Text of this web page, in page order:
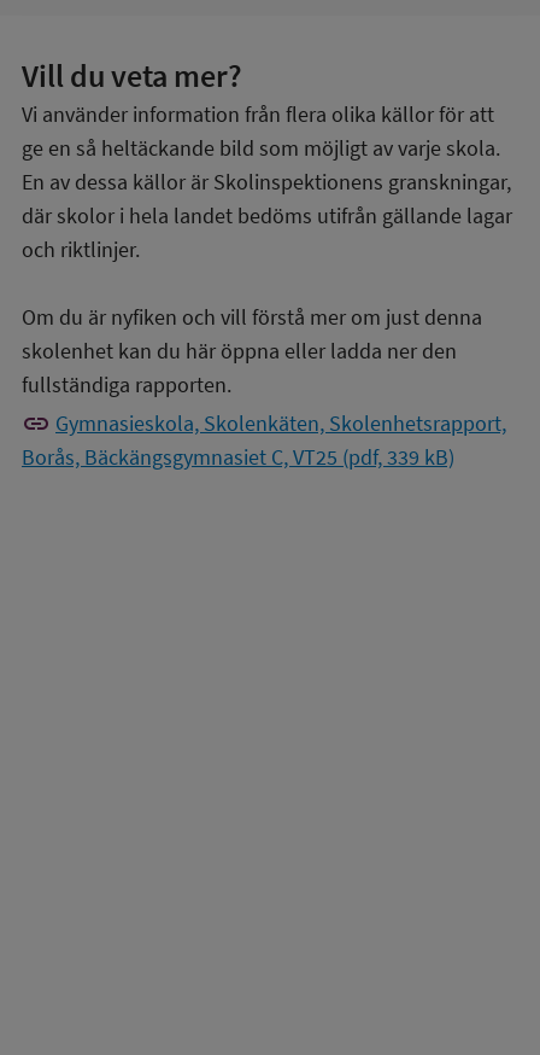
Vill du veta mer?
Vi använder information från flera olika källor för att
ge en så heltäckande bild som möjligt av varje skola.
En av dessa källor är Skolinspektionens granskningar,
där skolor i hela landet bedöms utifrån gällande lagar
och riktlinjer.
Om du är nyfiken och vill förstå mer om just denna
skolenhet kan du här öppna eller ladda ner den
fullständiga rapporten.
link Gymnasieskola, Skolenkäten, Skolenhetsrapport,
Borås, Bäckängsgymnasiet C, VT25 (pdf, 339 kB)